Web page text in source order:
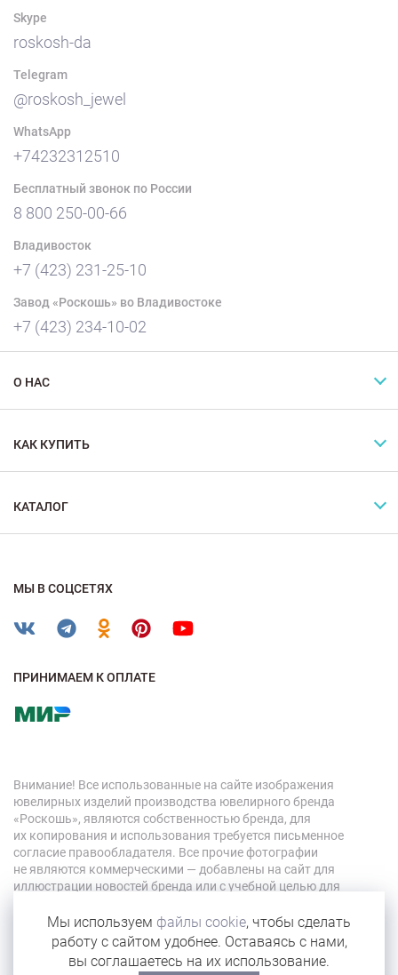
Skype
roskosh-da
Telegram
@roskosh_jewel
WhatsApp
+74232312510
Бесплатный звонок по России
8 800 250-00-66
Владивосток
+7 (423) 231-25-10
Завод «Роскошь» во Владивостоке
+7 (423) 234-10-02
О НАС
КАК КУПИТЬ
КАТАЛОГ
МЫ В СОЦСЕТЯХ
ПРИНИМАЕМ К ОПЛАТЕ
Внимание! Все использованные на сайте изображения
ювелирных изделий производства ювелирного бренда
«Роскошь», являются собственностью бренда, для
их копирования и использования требуется письменное
согласие правообладателя. Все прочие фотографии
не являются коммерческими — добавлены на сайт для
иллюстрации новостей бренда или с учебной целью для
© 2026 «Роскошь»
Мы используем файлы cookie, чтобы сделать
работу с сайтом удобнее. Оставаясь с нами,
вы соглашаетесь на их использование.